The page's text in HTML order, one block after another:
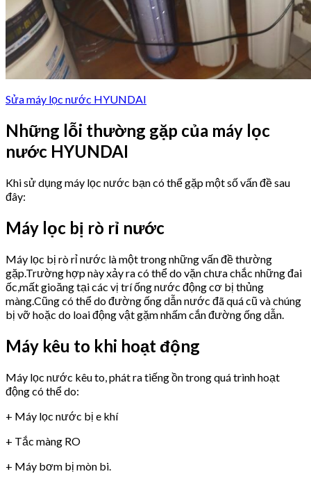
Sửa máy lọc nước HYUNDAI
Những lỗi thường gặp của máy lọc
nước HYUNDAI
Khi sử dụng máy lọc nước bạn có thể gặp một số vấn đề sau
đây:
Máy lọc bị rò rỉ nước
Máy lọc bị rò rỉ nước là một trong những vấn đề thường
gặp.Trường hợp này xảy ra có thể do vặn chưa chắc những đai
ốc,mất gioăng tại các vị trí ống nước động cơ bị thủng
màng.Cũng có thể do đường ống dẫn nước đã quá cũ và chúng
bị vỡ hoặc do loai động vật gặm nhấm cắn đường ống dẫn.
Máy kêu to khi hoạt động
Máy lọc nước kêu to, phát ra tiếng ồn trong quá trình hoạt
động có thể do:
+ Máy lọc nước bị e khí
+ Tắc màng RO
+ Máy bơm bị mòn bi.